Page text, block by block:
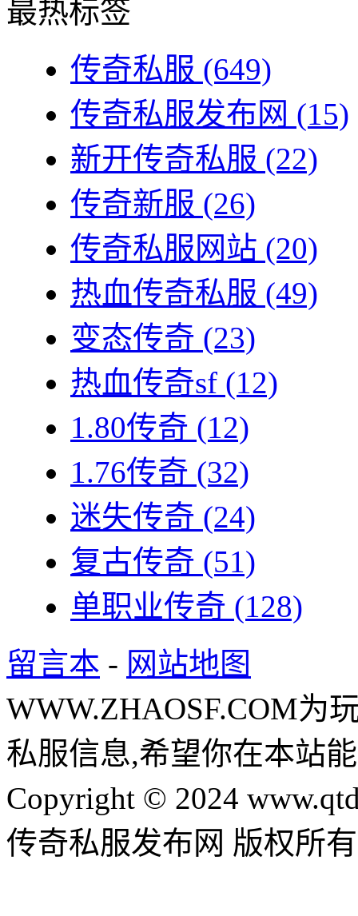
最热标签
传奇私服 (649)
传奇私服发布网 (15)
新开传奇私服 (22)
传奇新服 (26)
传奇私服网站 (20)
热血传奇私服 (49)
变态传奇 (23)
热血传奇sf (12)
1.80传奇 (12)
1.76传奇 (32)
迷失传奇 (24)
复古传奇 (51)
单职业传奇 (128)
留言本 - 网站地图
WWW.ZHAOSF.COM为
私服信息,希望你在本站
Copyright © 2024
传奇私服发布网 版权所有